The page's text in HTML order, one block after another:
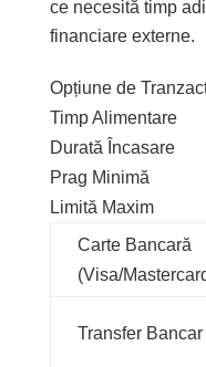
ce necesită timp
financiare externe.
Opțiune de
Timp Alimentare
Durată Încasare
Prag Minimă
Limită Maxim
Carte Bancară
(Visa/
Transfer Bancar